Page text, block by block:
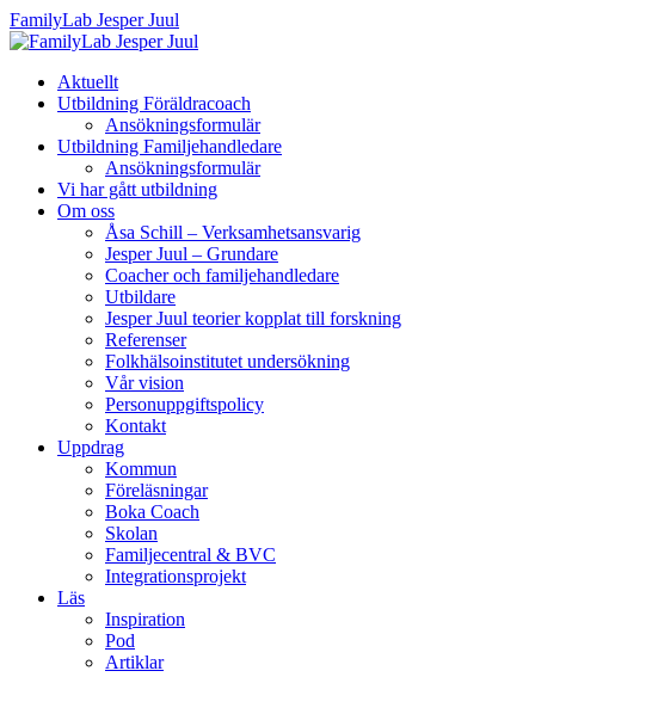
FamilyLab Jesper Juul
Aktuellt
Utbildning Föräldracoach
Ansökningsformulär
Utbildning Familjehandledare
Ansökningsformulär
Vi har gått utbildning
Om oss
Åsa Schill – Verksamhetsansvarig
Jesper Juul – Grundare
Coacher och familjehandledare
Utbildare
Jesper Juul teorier kopplat till forskning
Referenser
Folkhälsoinstitutet undersökning
Vår vision
Personuppgiftspolicy
Kontakt
Uppdrag
Kommun
Föreläsningar
Boka Coach
Skolan
Familjecentral & BVC
Integrationsprojekt
Läs
Inspiration
Pod
Artiklar